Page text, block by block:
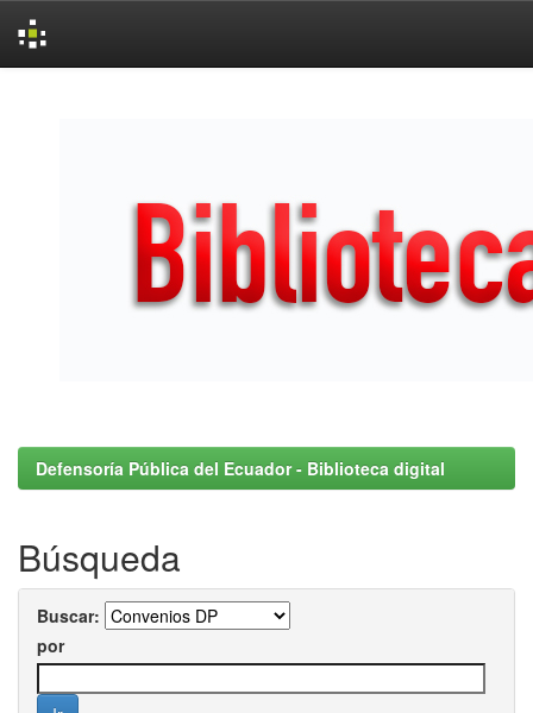
Defensoría Pública del Ecuador - Biblioteca digital
Búsqueda
Buscar:
por